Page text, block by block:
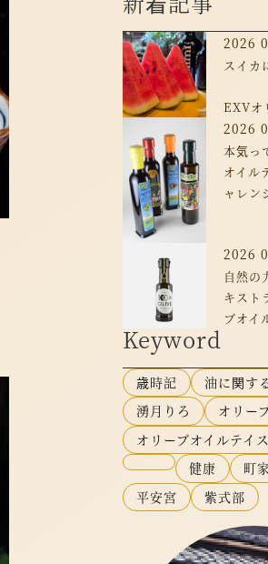
2026
スイ
EXV
2026
本気っ
オイル
ャレン
2026
自然の
キスト
ブオイ
Keyword
歳時記
油に関す
湧月りろ
オリー
オリーブオイルテイ
健康
町家
平安宮
紫式部